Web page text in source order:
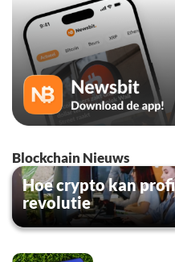
Blockchain Nieuws
Hoe crypto kan
revolutie